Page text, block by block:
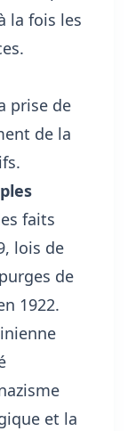
la fois les
prise de
de la
faits
lois de
de
1922.
et la